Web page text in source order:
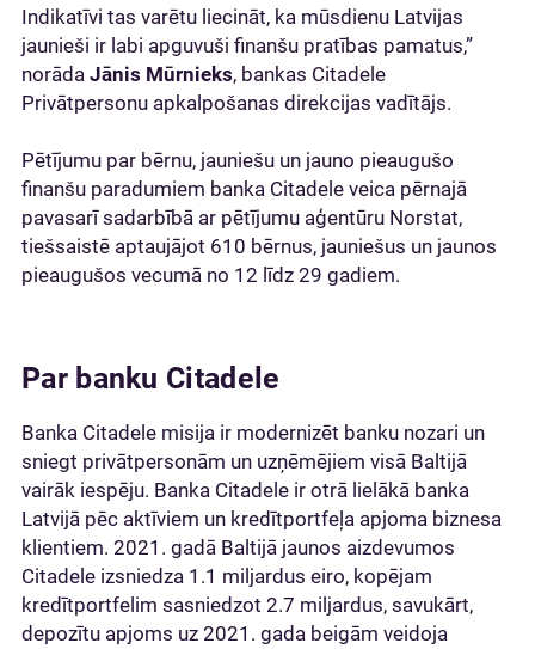
Indikatīvi tas varētu liecināt, ka mūsdienu Latvijas
jaunieši ir labi apguvuši finanšu pratības pamatus,”
norāda Jānis Mūrnieks, bankas Citadele
Privātpersonu apkalpošanas direkcijas vadītājs.
Pētījumu par bērnu, jauniešu un jauno pieaugušo
finanšu paradumiem banka Citadele veica pērnajā
pavasarī sadarbībā ar pētījumu aģentūru Norstat,
tiešsaistē aptaujājot 610 bērnus, jauniešus un jaunos
pieaugušos vecumā no 12 līdz 29 gadiem.
Par banku Citadele
Banka Citadele misija ir modernizēt banku nozari un
sniegt privātpersonām un uzņēmējiem visā Baltijā
vairāk iespēju. Banka Citadele ir otrā lielākā banka
Latvijā pēc aktīviem un kredītportfeļa apjoma biznesa
klientiem. 2021. gadā Baltijā jaunos aizdevumos
Citadele izsniedza 1.1 miljardus eiro, kopējam
kredītportfelim sasniedzot 2.7 miljardus, savukārt,
depozītu apjoms uz 2021. gada beigām veidoja